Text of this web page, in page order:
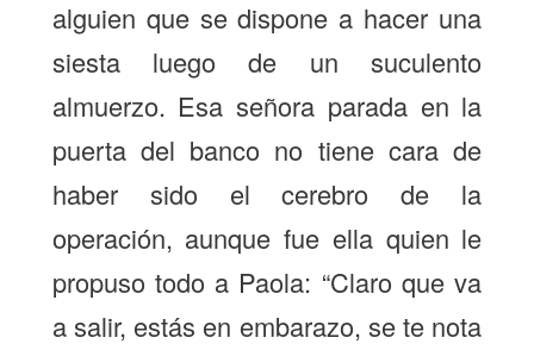
alguien que se dispone a hacer una
siesta luego de un suculento
almuerzo. Esa señora parada en la
puerta del banco no tiene cara de
haber sido el cerebro de la
operación, aunque fue ella quien le
propuso todo a Paola: “Claro que va
a salir, estás en embarazo, se te nota